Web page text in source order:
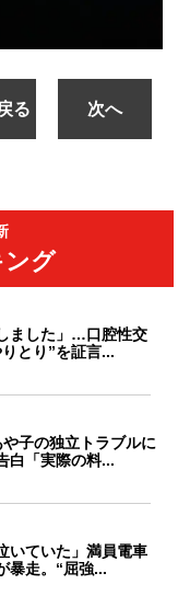
る 次へ
ング
ました」…口腔性交
とり”を証言...
子の独立トラブルに
白「実際の料...
いていた」満員電車
暴走。“屈強...